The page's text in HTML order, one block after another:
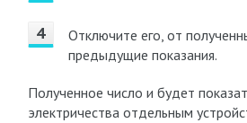
Отключите его, от
предыдущие показания.
Полученное число и будет
электричества отдельным